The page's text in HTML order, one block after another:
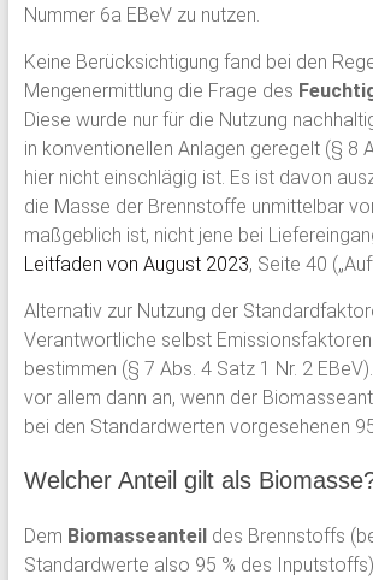
Nummer 6a EBeV zu nutzen.
Keine Berücksichtigung fand bei den
Mengenermittlung die Frage des
Diese wurde nur für die Nutzung
in konventionellen Anlagen geregelt (§ 8
hier nicht einschlägig ist. Es ist davon
die Masse der Brennstoffe unmittelbar
maßgeblich ist, nicht jene bei
Leitfaden von August 2023, Seite 40
Alternativ zur Nutzung der
Verantwortliche selbst
bestimmen (§ 7 Abs. 4 Satz 1 Nr. 2
vor allem dann an, wenn der
bei den Standardwerten vorgesehenen
Welcher Anteil gilt als
Dem Biomasseanteil des Brennstoffs
Standardwerte also 95 % des